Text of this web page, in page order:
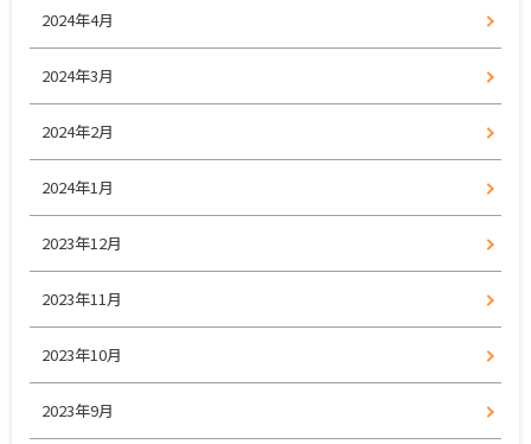
2024年4月
2024年3月
2024年2月
2024年1月
2023年12月
2023年11月
2023年10月
2023年9月